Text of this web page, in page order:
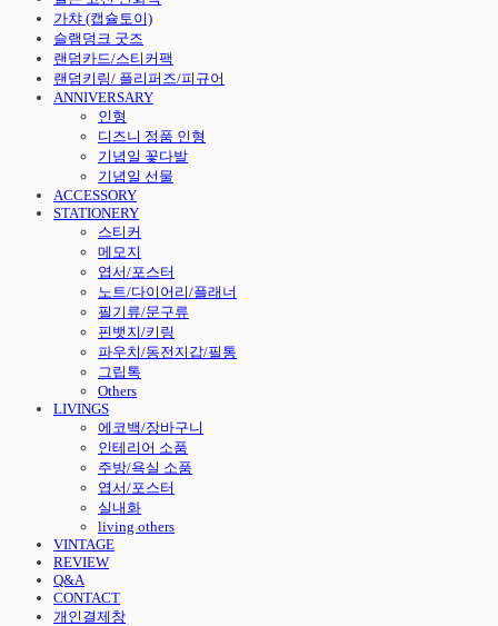
가챠 (캡슐토이)
슬램덩크 굿즈
랜덤카드/스티커팩
랜덤키링/ 플리퍼즈/피규어
ANNIVERSARY
인형
디즈니 정품 인형
기념일 꽃다발
기념일 선물
ACCESSORY
STATIONERY
스티커
메모지
엽서/포스터
노트/다이어리/플래너
필기류/문구류
핀뱃지/키링
파우치/동전지갑/필통
그립톡
Others
LIVINGS
에코백/장바구니
인테리어 소품
주방/욕실 소품
엽서/포스터
실내화
living others
VINTAGE
REVIEW
Q&A
CONTACT
개인결제창